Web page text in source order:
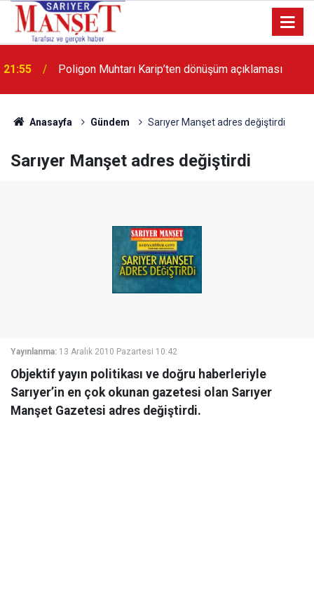
13:36 'Poligon'da İstanbul'a örnek proje gerçekleştirilecek'
Anasayfa Gündem Sarıyer Manşet adres değiştirdi
Sarıyer Manşet adres değiştirdi
Yayınlanma: 13 Aralık 2010 Pazartesi 10:42
Objektif yayın politikası ve doğru haberleriyle
Sarıyer’in en çok okunan gazetesi olan Sarıyer
Manşet Gazetesi adres değiştirdi.